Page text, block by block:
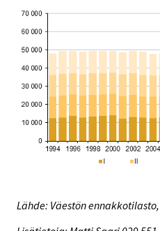
Lähde: Väestön